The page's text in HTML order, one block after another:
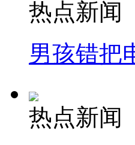
司机酒驾遇交警 急速倒车
热点新闻
男孩错把
热点新闻